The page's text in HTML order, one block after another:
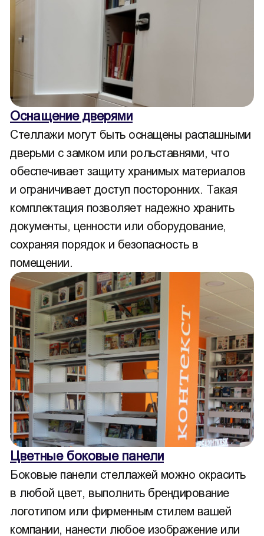
Оснащение дверями
Стеллажи могут быть оснащены распашными
дверьми с замком или рольставнями, что
обеспечивает защиту хранимых материалов
и ограничивает доступ посторонних. Такая
комплектация позволяет надежно хранить
документы, ценности или оборудование,
сохраняя порядок и безопасность в
помещении.
Цветные боковые панели
Боковые панели стеллажей можно окрасить
в любой цвет, выполнить брендирование
логотипом или фирменным стилем вашей
компании, нанести любое изображение или